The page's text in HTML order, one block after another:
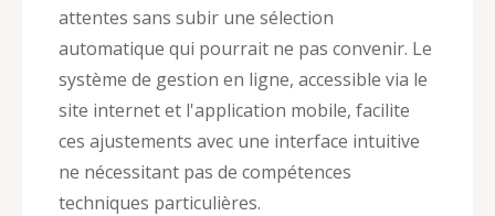
attentes sans subir une sélection
automatique qui pourrait ne pas convenir. Le
système de gestion en ligne, accessible via le
site internet et l'application mobile, facilite
ces ajustements avec une interface intuitive
ne nécessitant pas de compétences
techniques particulières.